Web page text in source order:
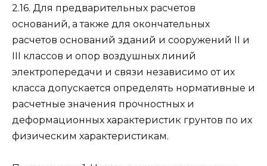
2.16. Для предварительных расчетов
оснований, а также для окончательных
расчетов оснований зданий и сооружений II и
III классов и опор воздушных линий
электропередачи и связи независимо от их
класса допускается определять нормативные и
расчетные значения прочностных и
деформационных характеристик грунтов по их
физическим характеристикам.